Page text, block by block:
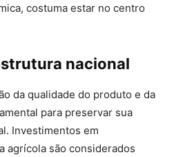
costuma estar no centro
nacional
da qualidade do produto e da
para preservar sua
Investimentos em
agrícola são considerados